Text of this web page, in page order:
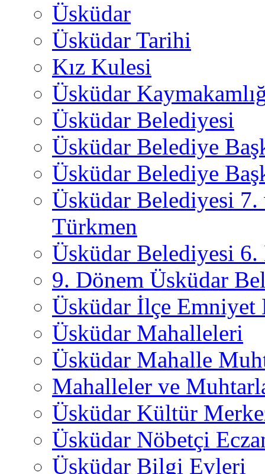
Üsküdar
Üsküdar Tarihi
Kız Kulesi
Üsküdar
Üsküdar Belediyesi
Üsküdar Belediye
Üsküdar Belediye
Üsküdar Belediyesi
Türkmen
Üsküdar Belediyesi 6.
9. Dönem Üsküdar
Üsküdar İlçe
Üsküdar Mahalleleri
Üsküdar Mahalle
Mahalleler ve
Üsküdar Kültür
Üsküdar Nöbetçi
Üsküdar Bilgi Evleri